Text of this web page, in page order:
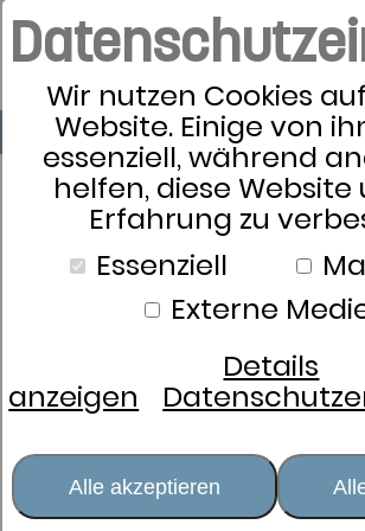
Wir nutzen Cookies
Website. Einige von
essenziell, während
helfen, diese Website
Erfahrung zu
Essenziell
Externe
Details
anzeigen
Alle akzeptieren
Frottier